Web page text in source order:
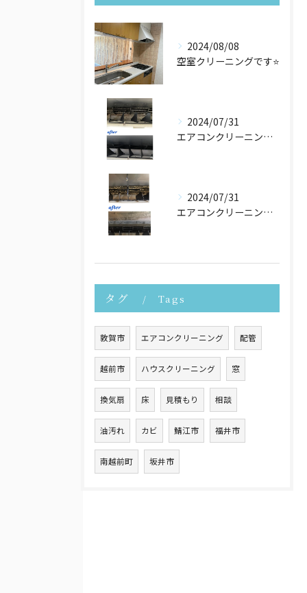
2024/08/08
空室クリーニングです⭐️
2024/07/31
エアコンクリーニングさせて頂きました！
2024/07/31
エアコンクリーニングたくさんご依頼頂いております！
タグ Tags
敦賀市 エアコンクリーニング 配管
越前市 ハウスクリーニング 窓
換気扇 床 見積もり 相談
油汚れ カビ 鯖江市 福井市
南越前町 坂井市